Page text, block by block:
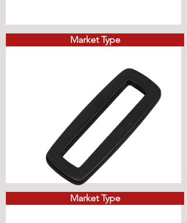
Market Type
Market Type